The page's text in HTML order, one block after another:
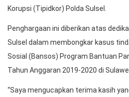
Korupsi (Tipidkor) Polda Sulsel.
Penghargaan ini diberikan atas
Sulsel dalam membongkar kasus
Sosial (Bansos) Program Bantuan
Tahun Anggaran 2019-2020 di
“Saya mengucapkan terima kasih